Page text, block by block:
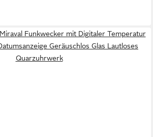
Funkwecker mit Digitaler Temperatur
Geräuschlos Glas Lautloses
Quarzuhrwerk